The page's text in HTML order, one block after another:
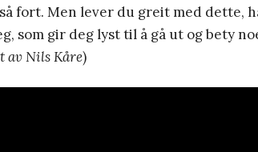
fort. Men lever du greit med dette,
som gir deg lyst til å gå ut og bety
av Nils Kåre)